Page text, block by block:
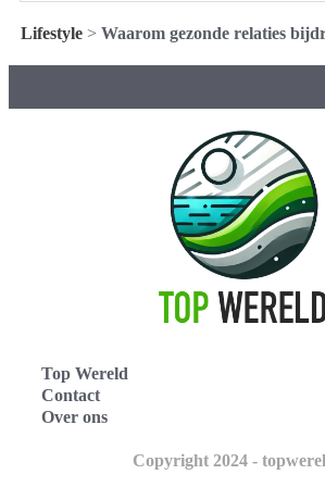
Lifestyle> Waarom gezonde relaties
Top Wereld
Contact
Over ons
Copyright 2024 -